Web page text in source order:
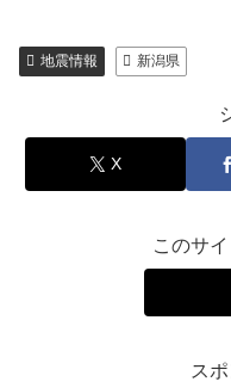
地震情報 新潟県
X
このサ
ス